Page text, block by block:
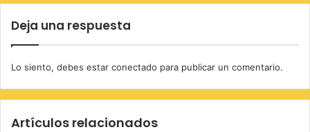
Deja una respuesta
Lo siento, debes estar conectado para publicar un comentario.
Artículos relacionados